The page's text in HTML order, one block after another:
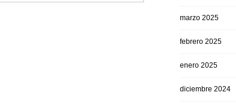
marzo 2025
febrero 2025
enero 2025
diciembre 2024